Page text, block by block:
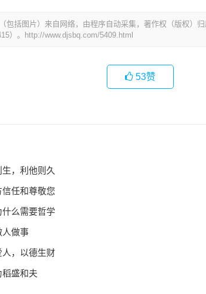
包括图片）来自网络，由程序自动采集，著作权（版权）
）。http://www.djsbq.com/5409.html
53赞
，利他则久
任和尊敬您
么需要哲学
人做事
，以德生财
盛和夫